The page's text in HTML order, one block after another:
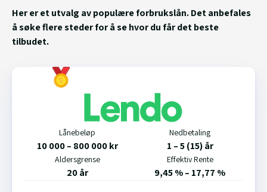
Her er et utvalg av populære forbrukslån. Det anbefales
å søke flere steder for å se hvor du får det beste
tilbudet.
Lånebeløp
10 000 – 800 000 kr
Nedbetaling
1 – 5 (15) år
Aldersgrense
20 år
Effektiv Rente
9,45 % – 17,77 %